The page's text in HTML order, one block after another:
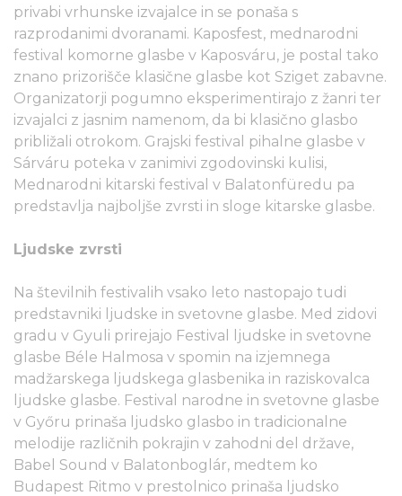
privabi vrhunske izvajalce in se ponaša s
razprodanimi dvoranami. Kaposfest, mednarodni
festival komorne glasbe v Kaposváru, je postal tako
znano prizorišče klasične glasbe kot Sziget zabavne.
Organizatorji pogumno eksperimentirajo z žanri ter
izvajalci z jasnim namenom, da bi klasično glasbo
približali otrokom. Grajski festival pihalne glasbe v
Sárváru poteka v zanimivi zgodovinski kulisi,
Mednarodni kitarski festival v Balatonfüredu pa
predstavlja najboljše zvrsti in sloge kitarske glasbe.
Ljudske zvrsti
Na številnih festivalih vsako leto nastopajo tudi
predstavniki ljudske in svetovne glasbe. Med zidovi
gradu v Gyuli prirejajo Festival ljudske in svetovne
glasbe Béle Halmosa v spomin na izjemnega
madžarskega ljudskega glasbenika in raziskovalca
ljudske glasbe. Festival narodne in svetovne glasbe
v Győru prinaša ljudsko glasbo in tradicionalne
melodije različnih pokrajin v zahodni del države,
Babel Sound v Balatonboglár, medtem ko
Budapest Ritmo v prestolnico prinaša ljudsko